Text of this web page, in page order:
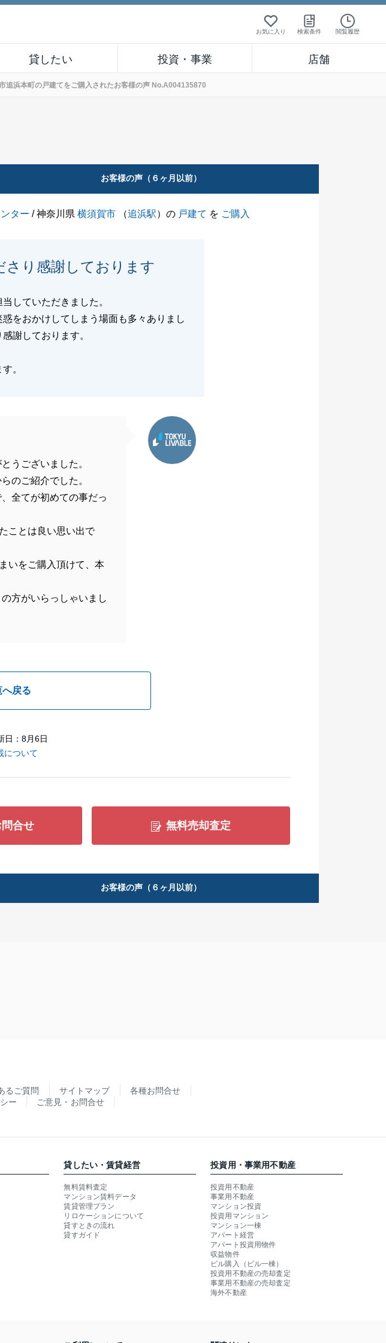
お気に入り 検索条件 閲覧履歴
貸したい 投資・事業 店舗
追浜本町の戸建てをご購入されたお客様の声 No.A004135870
お客様の声（６ヶ月以前）
ター / 神奈川県横須賀市 （追浜駅）の 戸建て を ご購入
さり感謝しております
していただきました。
をおかけしてしまう場面も多々ありまし
謝しております。
。
うございました。
のご紹介でした。
全てが初めての事だっ
ことは良い思い出で
いをご購入頂けて、本
方がいらっしゃいまし
へ戻る
日：8月6日
について
合せ 無料売却査定
お客様の声（６ヶ月以前）
るご質問 サイトマップ
各種お問合せ
ー ご意見・お問合せ
貸したい・賃貸経営
無料賃料査定
マンション賃料データ
賃貸管理プラン
リロケーションについて
貸すときの流れ
貸すガイド
投資用・事業用不動産
投資用不動産
事業用不動産
マンション投資
投資用マンション
マンション一棟
アパート経営
アパート投資用物件
収益物件
ビル購入（ビル一棟）
投資用不動産の売却査定
事業用不動産の売却査定
海外不動産